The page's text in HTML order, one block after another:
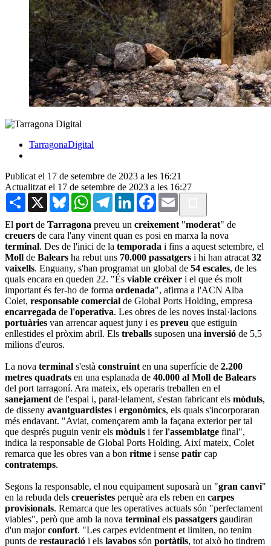
TarragonaDigital
Publicat el 17 de setembre de 2023 a les 16:21
Actualitzat el 17 de setembre de 2023 a les 16:27
Share X BlueskyWhatsAppTelegramLinkedInFacebook
Email
El port de Tarragona preveu un creixement "moderat" de
creuers de cara l'any vinent quan es posi en marxa la nova
terminal. Des de l'inici de la temporada i fins a aquest setembre, el
Moll de Balears ha rebut uns 70.000 passatgers i hi han atracat 32
vaixells. Enguany, s'han programat un global de 54 escales, de les
quals encara en queden 22. "És viable créixer i el que és molt
important és fer-ho de forma ordenada", afirma a l'ACN Alba
Colet, responsable comercial de Global Ports Holding, empresa
encarregada de l'operativa. Les obres de les noves instal·lacions
portuàries van arrencar aquest juny i es preveu que estiguin
enllestides el pròxim abril. Els treballs suposen una inversió de 5,5
milions d'euros.
La nova terminal s'està construint en una superfície de 2.200
metres quadrats en una esplanada de 40.000 al Moll de Balears
del port tarragoní. Ara mateix, els operaris treballen en el
sanejament de l'espai i, paral·lelament, s'estan fabricant els mòduls,
de disseny avantguardistes i ergonòmics, els quals s'incorporaran
més endavant. "Aviat, començarem amb la façana exterior per tal
que després puguin venir els mòduls i ferl'assemblatge final",
indica la responsable de Global Ports Holding. Així mateix, Colet
remarca que les obres van a bon ritme i sense patir cap
contratemps.
Segons la responsable, el nou equipament suposarà un "gran canvi"
en la rebuda dels creueristes perquè ara els reben en carpes
provisionals. Remarca que les operatives actuals són "perfectament
viables", però que amb la nova terminal els passatgers gaudiran
d'un majorconfort. "Les carpes evidentment et limiten, no tenim
punts de restauració i els lavabos són portàtils, tot això ho tindrem